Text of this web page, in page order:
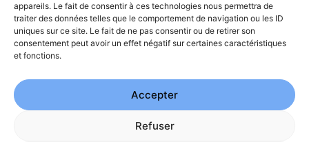
appareils. Le fait de consentir à ces technologies nous permettra de
traiter des données telles que le comportement de navigation ou les ID
uniques sur ce site. Le fait de ne pas consentir ou de retirer son
consentement peut avoir un effet négatif sur certaines caractéristiques
et fonctions.
Accepter
Refuser
Études
Évènements
Video News